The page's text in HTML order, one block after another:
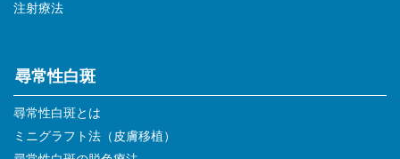
注射療法
尋常性白斑
尋常性白斑とは
ミニグラフト法（皮膚移植）